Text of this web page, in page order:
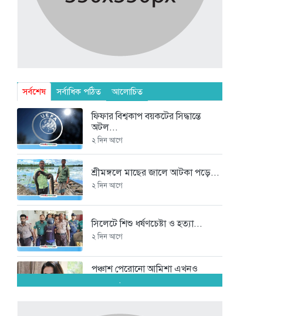
সর্বশেষ সর্বাধিক পঠিত আলোচিত
ফিফার বিশ্বকাপ বয়কটের সিদ্ধান্তে
অটল...
২ দিন আগে
শ্রীমঙ্গলে মাছের জালে আটকা পড়ে...
২ দিন আগে
সিলেটে শিশু ধর্ষণচেষ্টা ও হত্যা...
২ দিন আগে
পঞ্চাশ পেরোনো আমিশা এখনও
‘সিঙ্গেল’...
.